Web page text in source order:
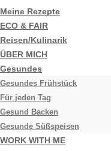
Meine Rezepte
ECO & FAIR
Reisen/Kulinarik
ÜBER MICH
Gesundes
Gesundes Frühstück
Für jeden Tag
Gesund Backen
Gesunde Süßspeisen
WORK WITH ME